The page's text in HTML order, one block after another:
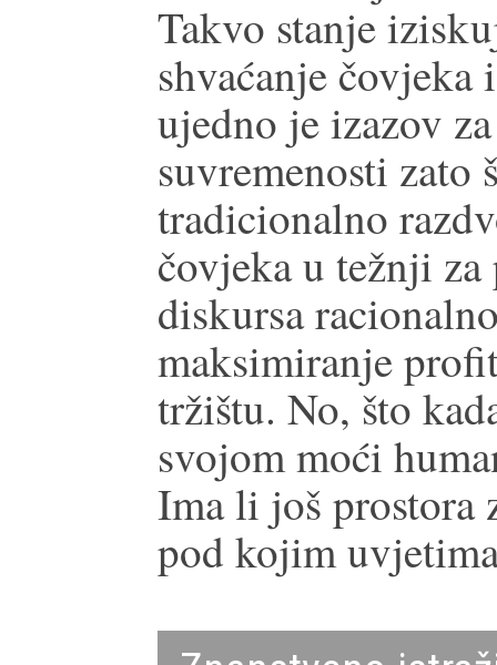
Takvo stanje
shvaćanje čovjeka
ujedno je izazov
suvremenosti zato
tradicionalno
čovjeka u težnji
diskursa
maksimiranje
tržištu. No, što
svojom moći
Ima li još prostora
pod kojim